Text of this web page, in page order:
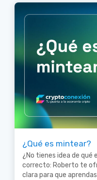
¿Qué es mintear?
¿No tienes idea de qué
correcto: Roberto te
clara para que